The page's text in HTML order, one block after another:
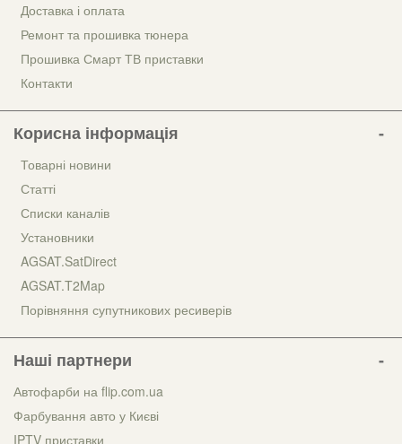
Доставка і оплата
Ремонт та прошивка тюнера
Прошивка Смарт ТВ приставки
Контакти
Корисна інформація
Товарні новини
Статті
Списки каналів
Установники
AGSAT.SatDirect
AGSAT.T2Map
Порівняння супутникових ресиверів
Наші партнери
Автофарби на flip.com.ua
Фарбування авто у Києві
IPTV приставки